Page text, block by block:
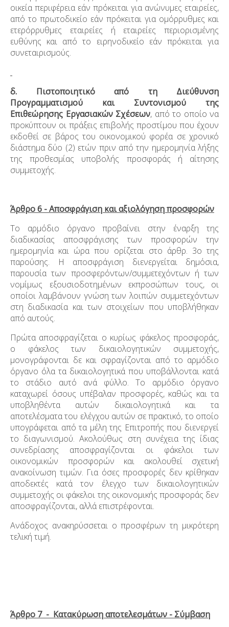
οικεία περιφέρεια εάν πρόκειται για ανώνυμες εταιρείες,
από το πρωτοδικείο εάν πρόκειται για ομόρρυθμες και
ετερόρρυθμες εταιρείες ή εταιρείες περιορισμένης
ευθύνης και από το ειρηνοδικείο εάν πρόκειται για
συνεταιρισμούς.
δ. Πιστοποιητικό από τη Διεύθυνση
Προγραμματισμού και Συντονισμού της
Επιθεώρησης Εργασιακών Σχέσεων, από το οποίο να
προκύπτουν οι πράξεις επιβολής προστίμου που έχουν
εκδοθεί σε βάρος του οικονομικού φορέα σε χρονικό
διάστημα δύο (2) ετών πριν από την ημερομηνία λήξης
της προθεσμίας υποβολής προσφοράς ή αίτησης
συμμετοχής.
Άρθρο 6 - Αποσφράγιση και αξιολόγηση προσφορών
Το αρμόδιο όργανο προβαίνει στην έναρξη της
διαδικασίας αποσφράγισης των προσφορών την
ημερομηνία και ώρα που ορίζεται στο άρθρ. 3ο της
παρούσης. Η αποσφράγιση διενεργείται δημόσια,
παρουσία των προσφερόντων/συμμετεχόντων ή των
νομίμως εξουσιοδοτημένων εκπροσώπων τους, οι
οποίοι λαμβάνουν γνώση των λοιπών συμμετεχόντων
στη διαδικασία και των στοιχείων που υποβλήθηκαν
από αυτούς.
Πρώτα αποσφραγίζεται ο κυρίως φάκελος προσφοράς,
ο φάκελος των δικαιολογητικών συμμετοχής,
μονογράφονται δε και σφραγίζονται από το αρμόδιο
όργανο όλα τα δικαιολογητικά που υποβάλλονται κατά
το στάδιο αυτό ανά φύλλο. Το αρμόδιο όργανο
καταχωρεί όσους υπέβαλαν προσφορές, καθώς και τα
υποβληθέντα αυτών δικαιολογητικά και τα
αποτελέσματα του ελέγχου αυτών σε πρακτικό, το οποίο
υπογράφεται από τα μέλη της Επιτροπής που διενεργεί
το διαγωνισμού. Ακολούθως στη συνέχεια της ίδιας
συνεδρίασης αποσφραγίζονται οι φάκελοι των
οικονομικών προσφορών και ακολουθεί σχετική
ανακοίνωση τιμών. Για όσες προσφορές δεν κρίθηκαν
αποδεκτές κατά τον έλεγχο των δικαιολογητικών
συμμετοχής οι φάκελοι της οικονομικής προσφοράς δεν
αποσφραγίζονται, αλλά επιστρέφονται.
Ανάδοχος ανακηρύσσεται ο προσφέρων τη μικρότερη
τελική τιμή.
Άρθρο 7 - Κατακύρωση αποτελεσμάτων - Σύμβαση